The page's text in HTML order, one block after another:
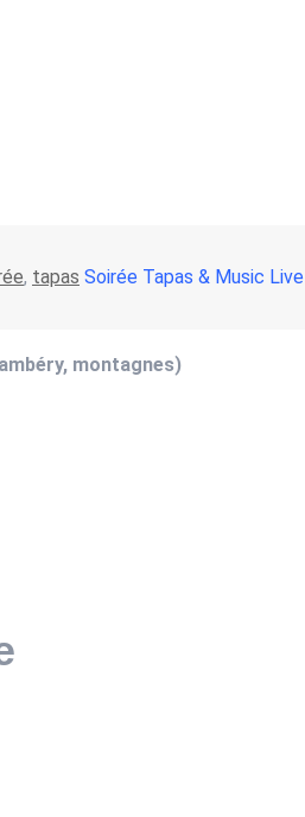
, tapas Soirée Tapas & Music Live
montagnes)